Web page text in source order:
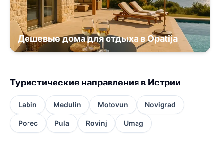
Дешевые дома для отдыха в Opatija
Туристические направления в Истрии
Labin Medulin Motovun Novigrad
Porec Pula Rovinj Umag